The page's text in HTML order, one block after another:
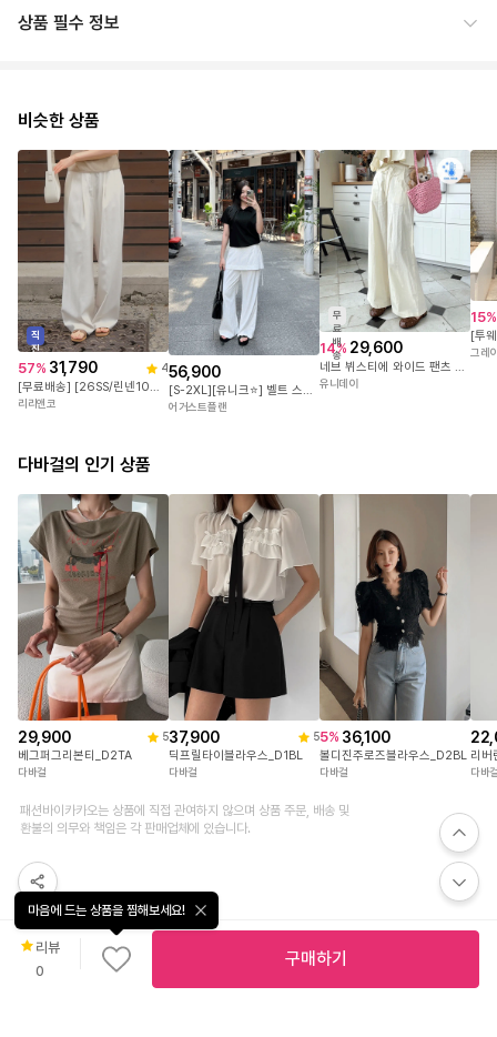
상품 필수 정보
비슷한 상품
직
진
57% 31,790 4
[무료배송] [26SS/린넨10%] [25-38] [기본/롱] 슬레니드 린넨 썸머 핀턱 와이드 슬랙스 팬츠 (여름-여름바지-여름슬랙스-여름팬츠-여름긴바지-여행룩-데일리룩-하객룩)
리리앤코
56,900
[S-2XL][유니크⭐] 벨트 스트랩 랩 스커트 팬츠
어거스트플랜
무
료
배
송
14% 29,600
유니데이
15%
그레
다바걸의 인기 상품
29,900 5
베그퍼그리본티_D2TA
다바걸
37,900 5
딕프릴타이블라우스_D1BL
다바걸
5% 36,100
볼디진주로즈블라우스_D2BL
다바걸
리버
다바
패션바이카카오는 상품에 직접 관여하지 않으며 상품 주문, 배송 및
환불의 의무와 책임은 각 판매업체에 있습니다.
리뷰
0
마음에 드는 상품을 찜해보세요!
구매하기